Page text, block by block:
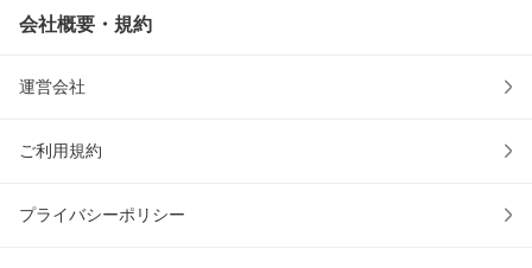
会社概要・規約
運営会社
ご利用規約
プライバシーポリシー